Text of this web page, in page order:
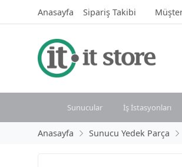
Anasayfa Sipariş Takibi
Sunucular İş İstasyonları
Anasayfa Sunucu Yedek Parça